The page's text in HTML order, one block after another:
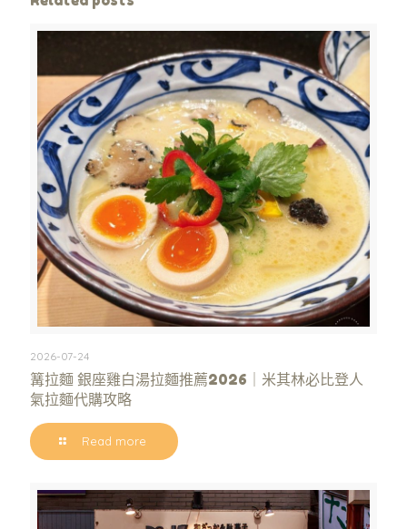
2026-07-24
篝拉麵 銀座雞白湯拉麵推薦2026｜米其林必比登人
氣拉麵代購攻略
Read more